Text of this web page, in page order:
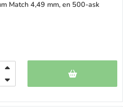
Match 4,49 mm, en 500-ask